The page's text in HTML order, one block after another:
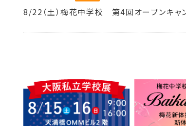
8/22（土）梅花中学校 第4回オープンキャ